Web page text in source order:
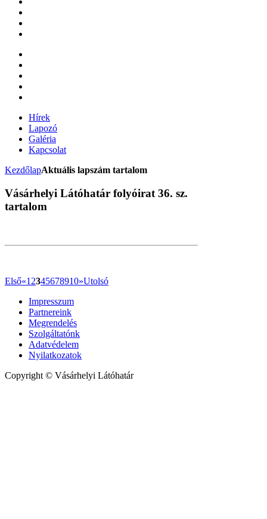
Hírek
Lapozó
Galéria
Kapcsolat
KezdőlapAktuális lapszám tartalom
Vásárhelyi Látóhatár folyóirat 36. sz.
tartalom
Első«1 2345678910»Utolsó
Impresszum
Partnereink
Megrendelés
Szolgáltatónk
Adatvédelem
Nyilatkozatok
Copyright © Vásárhelyi Látóhatár